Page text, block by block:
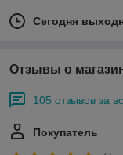
Сегодня
Отзывы о
105 отзывов за
Покупатель